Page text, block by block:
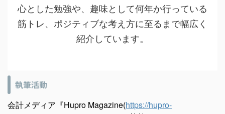
心とした勉強や、趣味として何年か行っている
筋トレ、ポジティブな考え方に至るまで幅広く
紹介しています。
執筆活動
会計メディア『Hupro Magazine(https://hupro-